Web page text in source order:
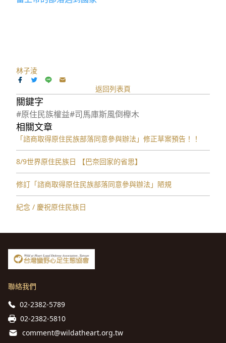
林子淩
返回列表頁
關鍵字
#原住民族權益#司馬庫斯風倒櫸木
相關文章
「諮商取得原住民族部落同意參與辦法」修正草案預告！！
8/9世界原住民族日 【巴奈回家的省思】
修訂「諮商取得原住⺠族部落同意參與辦法」陋規
紀念 / 慶祝原住民族日
聯絡我們
02-2382-5789
02-2382-5810
comment@wildatheart.org.tw